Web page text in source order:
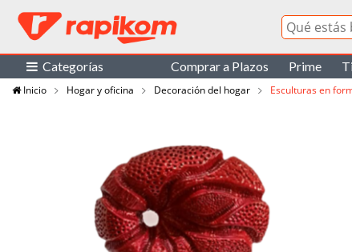
Categorías Comprar a Plazos Prime
Inicio Hogar y oficina Decoración del hogar Esculturas en